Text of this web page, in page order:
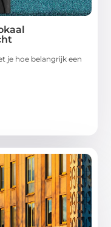
je hoe belangrijk een